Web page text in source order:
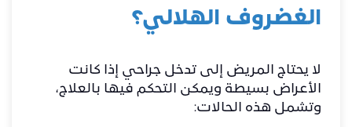
الغضروف الهلالي؟
لا يحتاج المريض إلى تدخل جراحي إذا كانت
الأعراض بسيطة ويمكن التحكم فيها بالعلاج،
وتشمل هذه الحالات: